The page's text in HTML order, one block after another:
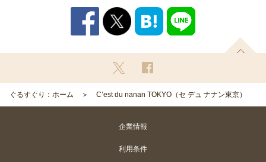
ぐるすぐり：ホーム C’est du nanan TOKYO（セ デュ ナナン東京）
企業情報
利用条件